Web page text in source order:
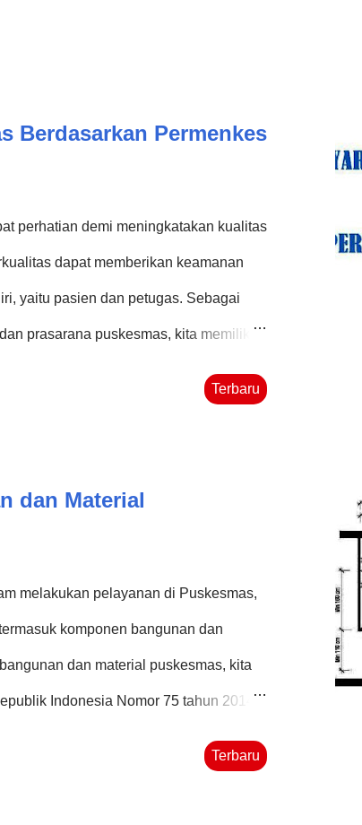
Berdasarkan Permenkes
perhatian demi meningkatakan kualitas
dapat memberikan keamanan
yaitu pasien dan petugas. Sebagai
prasarana puskesmas, kita memiliki
kesehatan masyarakat. Pada
jumlah yang sesuai kebutuhan,
Ventilasi ruangan pada bangunan
Terbaru
dan Material
melakukan pelayanan di Puskesmas,
komponen bangunan dan
dan material puskesmas, kita
Indonesia Nomor 75 tahun 2014
material puskesmas. Yang dimaksud
Terbaru